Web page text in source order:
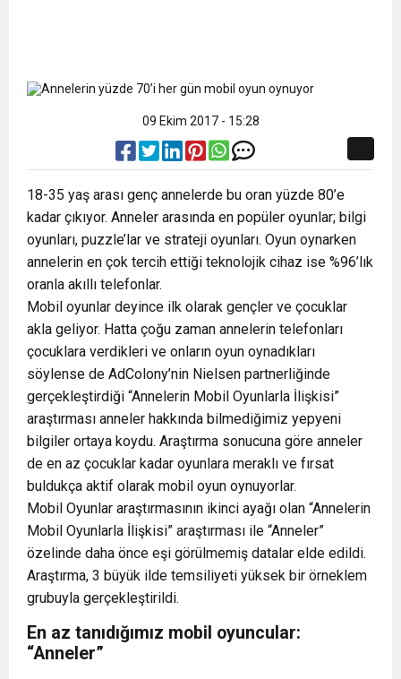
09 Ekim 2017 - 15:28
18-35 yaş arası genç annelerde bu oran yüzde 80’e
kadar çıkıyor. Anneler arasında en popüler oyunlar; bilgi
oyunları, puzzle’lar ve strateji oyunları. Oyun oynarken
annelerin en çok tercih ettiği teknolojik cihaz ise %96’lık
oranla akıllı telefonlar.
Mobil oyunlar deyince ilk olarak gençler ve çocuklar
akla geliyor. Hatta çoğu zaman annelerin telefonları
çocuklara verdikleri ve onların oyun oynadıkları
söylense de AdColony’nin Nielsen partnerliğinde
gerçekleştirdiği “Annelerin Mobil Oyunlarla İlişkisi”
araştırması anneler hakkında bilmediğimiz yepyeni
bilgiler ortaya koydu. Araştırma sonucuna göre anneler
de en az çocuklar kadar oyunlara meraklı ve fırsat
buldukça aktif olarak mobil oyun oynuyorlar.
Mobil Oyunlar araştırmasının ikinci ayağı olan “Annelerin
Mobil Oyunlarla İlişkisi” araştırması ile “Anneler”
özelinde daha önce eşi görülmemiş datalar elde edildi.
Araştırma, 3 büyük ilde temsiliyeti yüksek bir örneklem
grubuyla gerçekleştirildi.
En az tanıdığımız mobil oyuncular:
“Anneler”